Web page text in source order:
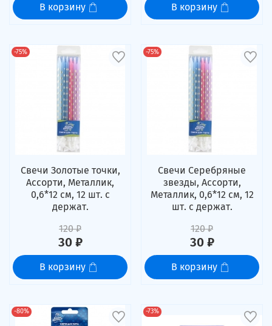
В корзину В корзину
-75%
Свечи Золотые точки,
Ассорти, Металлик,
0,6*12 см, 12 шт. с
держат.
120 ₽
30 ₽
В корзину
-75%
Свечи Серебряные
звезды, Ассорти,
Металлик, 0,6*12 см, 12
шт. с держат.
120 ₽
30 ₽
В корзину
-80% -73%